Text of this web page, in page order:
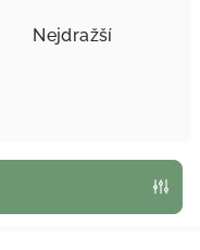
Nejdražší